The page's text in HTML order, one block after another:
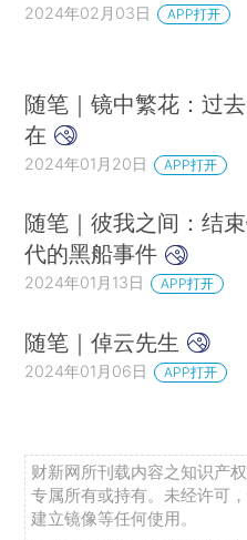
2024年02月03日 APP打开
随笔｜镜中繁花：过
在
2024年01月20日 APP打开
随笔｜彼我之间：结
代的黑船事件
2024年01月13日 APP打开
随笔｜倬云先生
2024年01月06日 APP打开
财新网所刊载内容之知识产
专属所有或持有。未经许可
建立镜像等任何使用。